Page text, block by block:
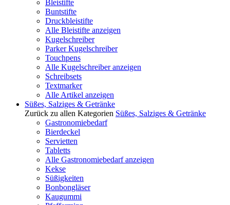
Bleistifte
Buntstifte
Druckbleistifte
Alle Bleistifte anzeigen
Kugelschreiber
Parker Kugelschreiber
Touchpens
Alle Kugelschreiber anzeigen
Schreibsets
Textmarker
Alle Artikel anzeigen
Süßes, Salziges & Getränke
Zurück zu allen Kategorien Süßes, Salziges & Getränke
Gastronomiebedarf
Bierdeckel
Servietten
Tabletts
Alle Gastronomiebedarf anzeigen
Kekse
Süßigkeiten
Bonbongläser
Kaugummi